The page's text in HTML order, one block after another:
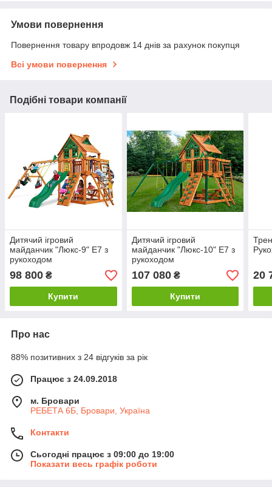
Умови повернення
Повернення товару впродовж 14 днів за рахунок покупця
Всі умови повернення
Подібні товари компанії
Дитячий ігровий
майданчик "Люкс-9" Е7 з
рукоходом
98 800 ₴
Купити
Дитячий ігровий
майданчик "Люкс-10" Е7 з
рукоходом
107 080₴
Купити
20
Про нас
88% позитивних з 24 відгуків за рік
Працює з 24.09.2018
м. Бровари
РЕБЕТА 6Б, Бровари, Україна
Контакти
Сьогодні працює з 09:00 до 19:00
Показати весь графік роботи